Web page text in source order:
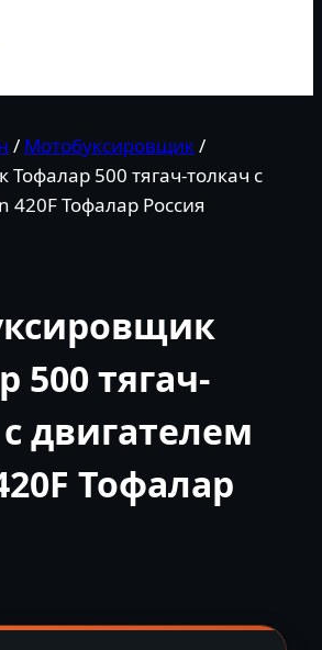
/ Мотобуксировщик/
500 тягач-толкач с
420F Тофалар Россия
500 тягач-
двигателем
Тофалар